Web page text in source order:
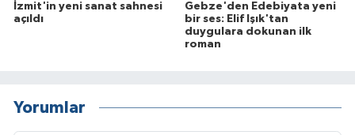
İzmit'in yeni sanat sahnesi
açıldı
Gebze'den Edebiyata yeni
bir ses: Elif Işık'tan
duygulara dokunan ilk
roman
Yorumlar